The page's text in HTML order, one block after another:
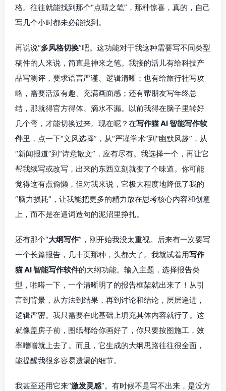
格。往往就能找到那个“点睛之笔”，那种惊喜，真的，自己
写几个小时都未必能找到。
再说说“多风格切换”吧。这功能对于我这种需要写不同类型
稿件的人来说，简直是神来之笔。我接的活儿有给科技产
品写测评，要求语言严谨、逻辑清晰；也有给旅行社写攻
略，需要活泼有趣、充满画面感；还有帮朋友写年终总
结，那就得官方得体、滴水不漏。以前我得在脑子里转好
几个弯，才能切换过来。现在呢？在写作猫 AI 智能写作软
件里，点一下“文风选择”，从“严谨学术”到“幽默风趣”，从
“新闻报道”到“诗意散文”，应有尽有。我选择一个，再让它
帮我续写或改写，出来的东西立刻就变了个味道。你可能
觉得这有点偷懒，但对我来说，它极大程度地降低了我的
“脑力损耗”，让我能把更多的精力放在思考核心内容和创意
上，而不是在遣词造句的泥沼里挣扎。
还有那个“大纲写作”，刚开始我没太重视。后来有一次要写
一个长篇报告，几十页那种，头都大了。我就试着用写作
猫 AI 智能写作软件的大纲功能。输入主题，选择报告类
型，啪嗒一下，一个清晰明了的报告框架就出来了！从引
言到背景，从方法到结果，再到讨论和结论，层层递进，
逻辑严密。我只需要在此基础上填充具体内容就行了。这
就像盖房子前，图纸都给你画好了，你只要按图施工，效
率噌噌就上去了。而且，它生成的大纲思路往往很全面，
能提醒我很多容易遗漏的细节。
我甚至还用它来“激发灵感”。有时候不是写不出来，是没方